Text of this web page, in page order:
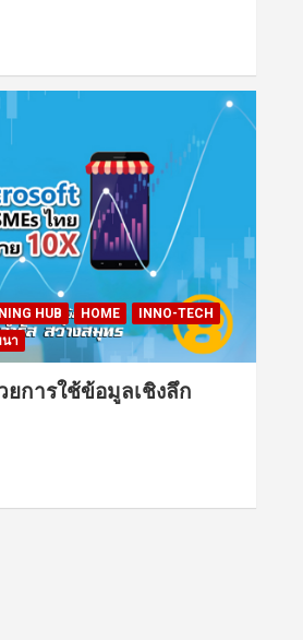
HUB HOME
INNO-TECH
า
การใช้ข้อมูลเชิงลึก